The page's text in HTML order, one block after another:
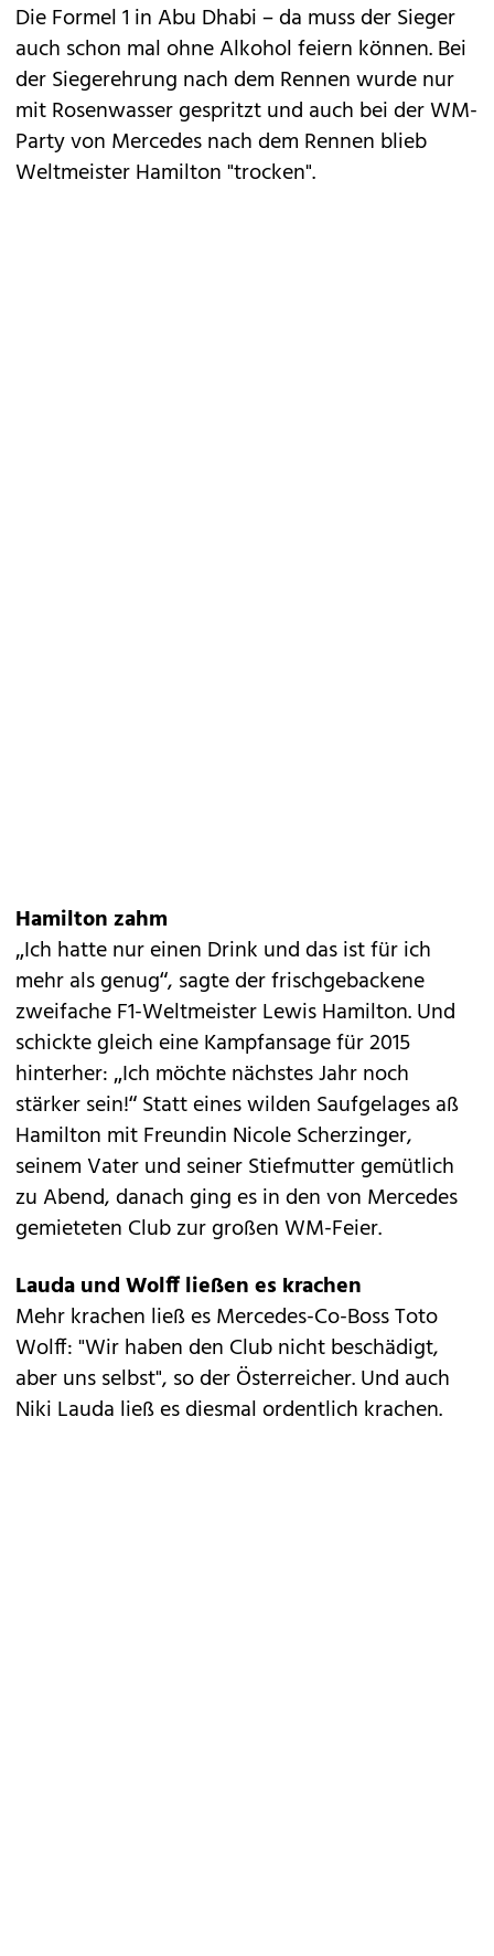
Die Formel 1 in Abu Dhabi – da muss der Sieger
auch schon mal ohne Alkohol feiern können. Bei
derSiegerehrung nach dem Rennen wurde nur
mit Rosenwasser gespritzt und auch bei der WM-
Party von Mercedes nach dem Rennen blieb
Weltmeister Hamilton "trocken".
Hamilton zahm
„Ich hatte nur einen Drink und das ist für ich
mehr als genug“, sagte der frischgebackene
zweifache F1-Weltmeister Lewis Hamilton. Und
schickte gleich eine Kampfansage für 2015
hinterher: „Ich möchte nächstes Jahr noch
stärker sein!“ Statt eines wilden Saufgelages aß
Hamilton mit Freundin Nicole Scherzinger,
seinem Vater und seiner Stiefmutter gemütlich
zu Abend, danach ging es in den von Mercedes
gemieteten Club zur großen WM-Feier.
Lauda und Wolff ließen es krachen
Mehr krachen ließ es Mercedes-Co-Boss Toto
Wolff: "Wir haben den Club nicht beschädigt,
aber uns selbst", so der Österreicher. Und auch
Niki Lauda ließ es diesmal ordentlich krachen.